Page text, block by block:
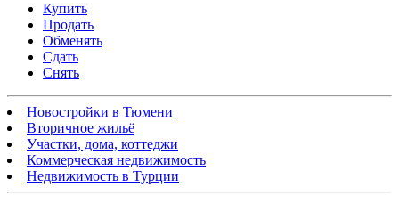
Купить
Продать
Обменять
Сдать
Снять
Новостройки в Тюмени
Вторичное жильё
Участки, дома, коттеджи
Коммерческая недвижимость
Недвижимость в Турции